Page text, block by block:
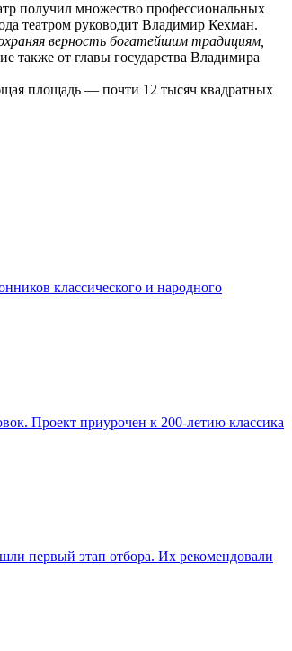
получил множество профессиональных
театром руководит Владимир Кехман.
верность богатейшим традициям,
также от главы государства Владимира
площадь — почти 12 тысяч квадратных
классического и народного
Проект приурочен к 200-летию классика
первый этап отбора. Их рекомендовали